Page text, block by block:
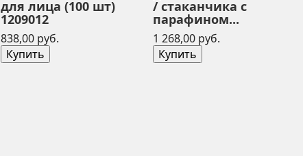
для лица (100 шт)
1209012
838,00 руб.
Купить
/ стаканчика с
парафином...
1 268,00 руб.Цена
Купить